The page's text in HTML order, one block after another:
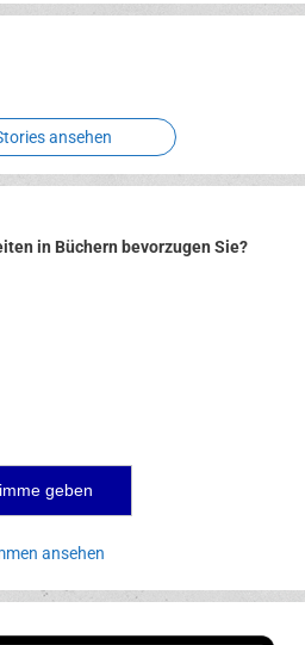
Verbotene
ansehen
in Büchern bevorzugen Sie?
ansehen